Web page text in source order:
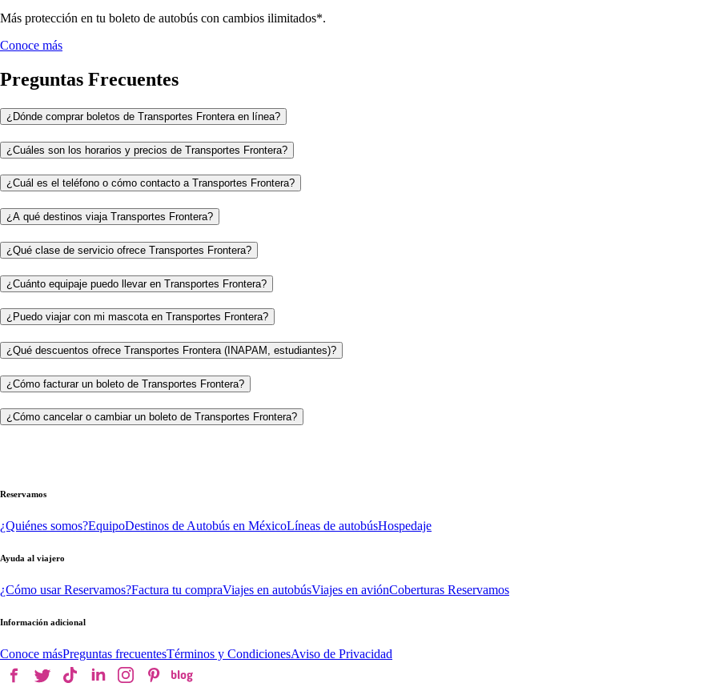
Más protección en tu boleto de autobús con cambios ilimitados*.
Conoce más
Preguntas Frecuentes
¿Dónde comprar boletos de Transportes Frontera en línea?
¿Cuáles son los horarios y precios de Transportes Frontera?
¿Cuál es el teléfono o cómo contacto a Transportes Frontera?
¿A qué destinos viaja Transportes Frontera?
¿Qué clase de servicio ofrece Transportes Frontera?
¿Cuánto equipaje puedo llevar en Transportes Frontera?
¿Puedo viajar con mi mascota en Transportes Frontera?
¿Qué descuentos ofrece Transportes Frontera (INAPAM, estudiantes)?
¿Cómo facturar un boleto de Transportes Frontera?
¿Cómo cancelar o cambiar un boleto de Transportes Frontera?
Reservamos
¿Quiénes somos?EquipoDestinos de Autobús en MéxicoLíneas de autobúsHospedaje
Ayuda al viajero
¿Cómo usar Reservamos?Factura tu compraViajes en autobúsViajes en aviónCoberturas Reservamos
Información adicional
Conoce másPreguntas frecuentesTérminos y CondicionesAviso de Privacidad